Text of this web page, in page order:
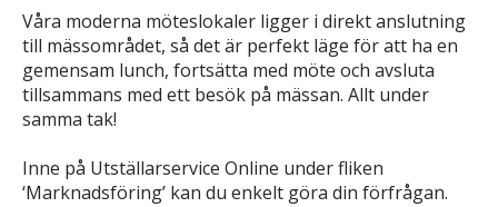
Våra moderna möteslokaler ligger i direkt anslutning
till mässområdet, så det är perfekt läge för att ha en
gemensam lunch, fortsätta med möte och avsluta
tillsammans med ett besök på mässan. Allt under
samma tak!
Inne på Utställarservice Online under fliken
‘Marknadsföring’ kan du enkelt göra din förfrågan.